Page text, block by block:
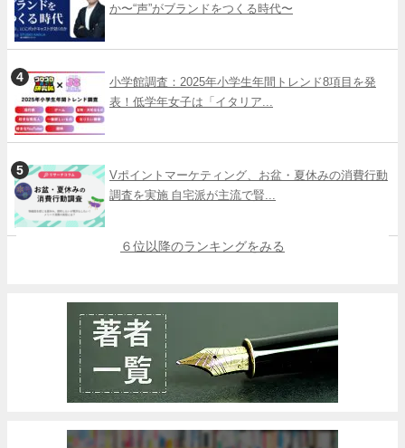
か〜“声”がブランドをつくる時代〜
小学館調査：2025年小学生年間トレンド8項目を発
表！低学年女子は「イタリア...
Vポイントマーケティング、お盆・夏休みの消費行動
調査を実施 自宅派が主流で賢...
６位以降のランキングをみる